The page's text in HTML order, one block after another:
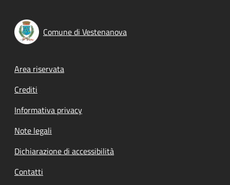
Comune di Vestenanova
Footer menu
Area riservata
Crediti
Informativa privacy
Note legali
Dichiarazione di accessibilità
Contatti